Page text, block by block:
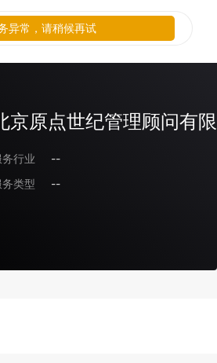
京原点世纪管理顾问有
务行业
--
务类型
--
异常，请稍候再试